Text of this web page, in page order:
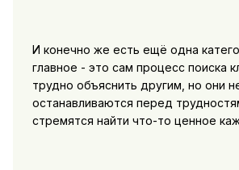
И конечно же есть ещё одна
главное - это сам процесс поиска
трудно объяснить другим, но они
останавливаются перед
стремятся найти что-то ценное